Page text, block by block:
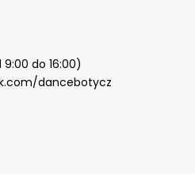
do 16:00)
dancebotycz